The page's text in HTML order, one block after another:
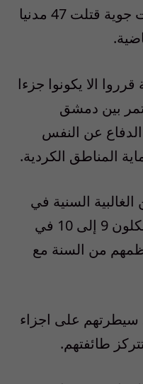
الشمالية تعرض ايضا لهجمات جوية قتلت 47 مدنيا
الا يكونوا جزءا
بين دمشق
عن النفس
المناطق الكردية.
السنية في
سوريا وبين الاكراد الذين يشكلون 9 إلى 10 في
من السنة مع
سيطرتهم على اجزاء
طائفتهم.